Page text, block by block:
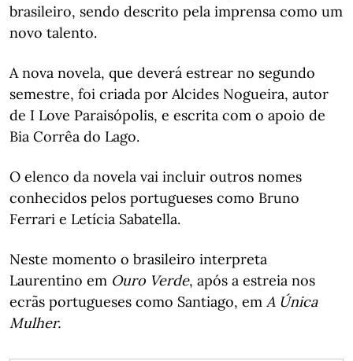
brasileiro, sendo descrito pela imprensa como um
novo talento.
A nova novela, que deverá estrear no segundo
semestre, foi criada por Alcides Nogueira, autor
de I Love Paraisópolis, e escrita com o apoio de
Bia Corrêa do Lago.
O elenco da novela vai incluir outros nomes
conhecidos pelos portugueses como Bruno
Ferrari e Letícia Sabatella.
Neste momento o brasileiro interpreta
Laurentino em Ouro Verde, após a estreia nos
ecrãs portugueses como Santiago, em A Única
Mulher.